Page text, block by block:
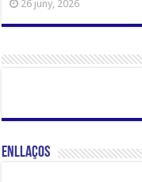
26 juny, 2026
Enllaços